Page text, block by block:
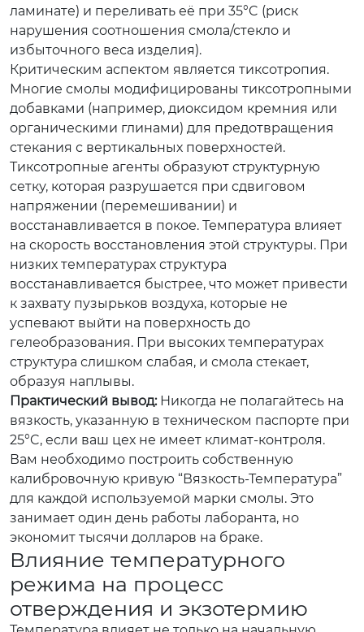
ламинате) и переливать её при 35°C (риск
нарушения соотношения смола/стекло и
избыточного веса изделия).
Критическим аспектом является тиксотропия.
Многие смолы модифицированы тиксотропными
добавками (например, диоксидом кремния или
органическими глинами) для предотвращения
стекания с вертикальных поверхностей.
Тиксотропные агенты образуют структурную
сетку, которая разрушается при сдвиговом
напряжении (перемешивании) и
восстанавливается в покое. Температура влияет
на скорость восстановления этой структуры. При
низких температурах структура
восстанавливается быстрее, что может привести
к захвату пузырьков воздуха, которые не
успевают выйти на поверхность до
гелеобразования. При высоких температурах
структура слишком слабая, и смола стекает,
образуя наплывы.
Практический вывод:Никогда не полагайтесь на
вязкость, указанную в техническом паспорте при
25°C, если ваш цех не имеет климат-контроля.
Вам необходимо построить собственную
калибровочную кривую “Вязкость-Температура”
для каждой используемой марки смолы. Это
занимает один день работы лаборанта, но
экономит тысячи долларов на браке.
Влияние температурного
режима на процесс
отверждения и экзотермию